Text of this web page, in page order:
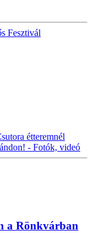
Fesztivál
étteremnél
- Fotók, videó
a Rönkvárban